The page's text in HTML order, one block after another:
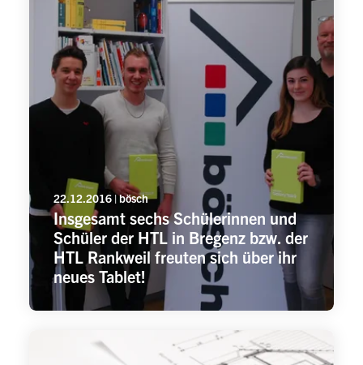
22.12.2016 | bösch
Insgesamt sechs Schülerinnen und
Schüler der HTL in Bregenz bzw. der
HTL Rankweil freuten sich über ihr
neues Tablet!